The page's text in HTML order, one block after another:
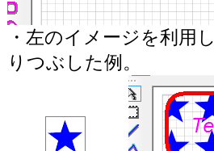
・左のイメージを利用
りつぶした例。